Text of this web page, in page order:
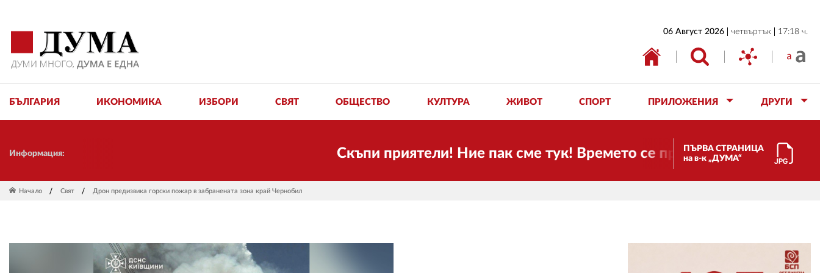
06 Август 2026 четвъртък 17:18 ч.
БЪЛГАРИЯ ИКОНОМИКА ИЗБОРИ СВЯТ ОБЩЕСТВО КУЛТУРА ЖИВОТ СПОРТ ПРИЛОЖЕНИЯ ДРУГИ
Информация: Скъпи приятели! Ние пак сме тук! Времето се променя и налага
ПЪРВА СТРАНИЦА
на в-к „ДУМА“
Начало Свят Дрон предизвика горски пожар в забранената зона край Чернобил
ИКОНОМИКА
ОБЩЕСТВО